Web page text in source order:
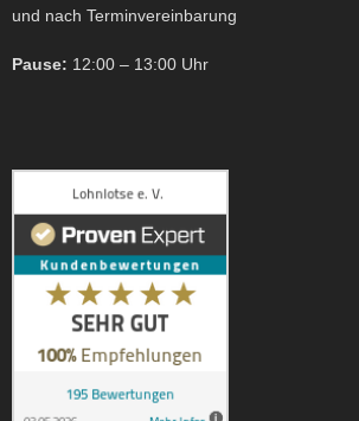
und nach Terminvereinbarung
Pause: 12:00 – 13:00 Uhr